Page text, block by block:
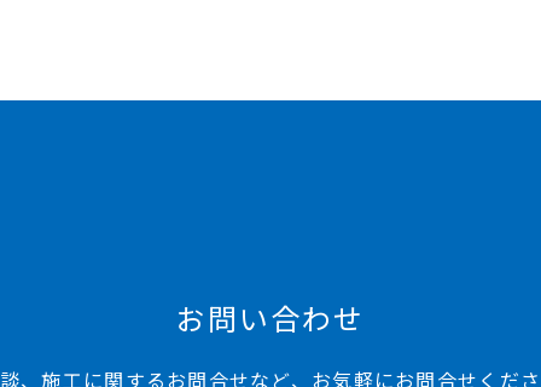
お問い合わせ
、施工に関するお問合せなど、お気軽にお問合せくださ